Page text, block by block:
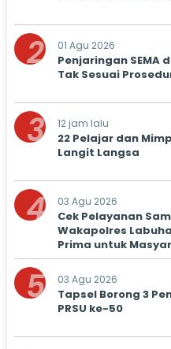
2 01 Agu 2026
Penjaringan SEMA
Tak Sesuai
3 12 jam lalu
22 Pelajar dan
Langit Langsa
4 03 Agu 2026
Cek Pelayanan
Wakapolres
Prima untuk
5 03 Agu 2026
Tapsel Borong 3
PRSU ke-50